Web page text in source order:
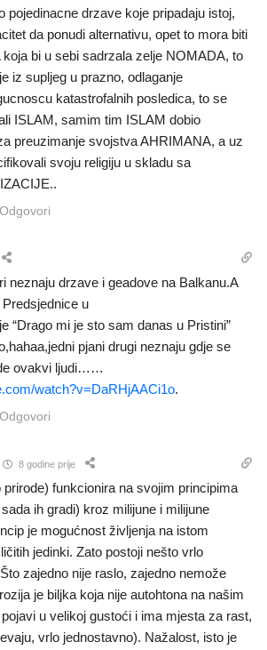
pojedinacne drzave koje pripadaju istoj,
da ponudi alternativu, opet to mora biti
bi u sebi sadrzala zelje NOMADA, to
iz supljeg u prazno, odlaganje
katastrofalnih posledica, to se
ISLAM, samim tim ISLAM dobio
preuzimanje svojstva AHRIMANA, a uz
svoju religiju u skladu sa
Odgovori
neznaju drzave i geadove na Balkanu.A
u
“Drago mi je sto sam danas u Pristini”
pjani drugi neznaju gdje se
ovakvi ljudi……
watch?v=DaRHjAACi1o.
Odgovori
8 godine prije
prirode) funkcionira na svojim principima
ih gradi) kroz milijune i milijune
je mogućnost življenja na istom
jedinki. Zato postoji nešto vrlo
zajedno nije raslo, zajedno nemože
je biljka koja nije autohtona na našim
u velikoj gustoći i ima mjesta za rast,
vrlo jednostavno). Nažalost, isto je